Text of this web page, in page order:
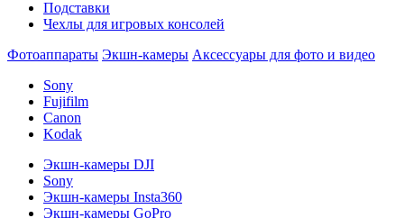
Подставки
Чехлы для игровых консолей
Фотоаппараты Экшн-камеры Аксессуары для фото и видео
Sony
Fujifilm
Canon
Kodak
Экшн-камеры DJI
Sony
Экшн-камеры Insta360
Экшн-камеры GoPro